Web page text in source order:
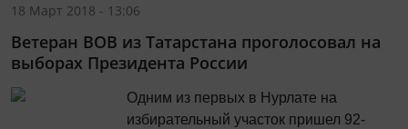
Сделав свой выбор, Нюша сказала: «Я
рада, что смогла приобщиться к
знаменательному для страны событию.
Не хочу...
18 Март 2018 - 13:06
Ветеран ВОВ из Татарстана проголосовал на
выборах Президента России
Одним из первых в Нурлате на
избирательный участок пришел 92-